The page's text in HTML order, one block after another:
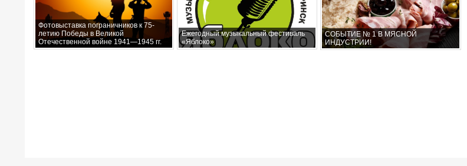
Фотовыставка пограничников к 75-
летию Победы в Великой
Отечественной войне 1941—1945 гг.
Ежегодный музыкальный фестиваль
«Яблоко»
СОБЫТИЕ № 1 В МЯСНОЙ
ИНДУСТРИИ!